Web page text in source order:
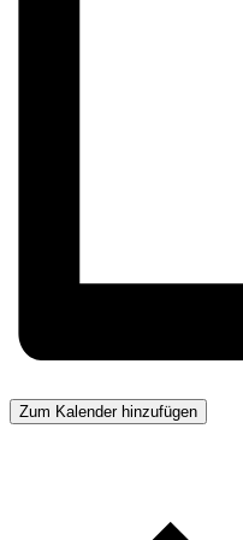
Zum Kalender hinzufügen